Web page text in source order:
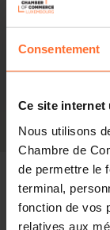
Consentement
Ce site internet
Nous utilisons
Chambre de
de permettre le
terminal,
fonction de vos
relatives aux
In the press